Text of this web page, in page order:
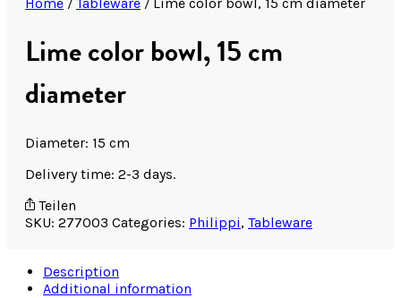
Lime color bowl, 15 cm
diameter
Diameter: 15 cm
Delivery time: 2-3 days.
Teilen
SKU: 277003 Categories: Philippi, Tableware
Description
Additional information